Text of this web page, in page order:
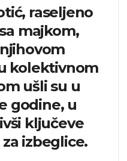
raseljeno
majkom,
kolektivnom
ušli su u
godine, u
ključeve
izbeglice.